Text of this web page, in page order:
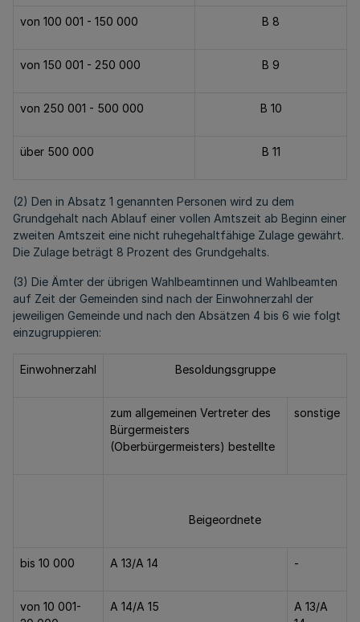
von 100 001 - 150 000 B 8
von 150 001 - 250 000 B 9
von 250 001 - 500 000 B 10
über 500 000 B 11
(2) Den in Absatz 1 genannten Personen wird zu dem
Grundgehalt nach Ablauf einer vollen Amtszeit ab Beginn einer
zweiten Amtszeit eine nicht ruhegehaltfähige Zulage gewährt.
Die Zulage beträgt 8 Prozent des Grundgehalts.
(3) Die Ämter der übrigen Wahlbeamtinnen und Wahlbeamten
auf Zeit der Gemeinden sind nach der Einwohnerzahl der
jeweiligen Gemeinde und nach den Absätzen 4 bis 6 wie folgt
einzugruppieren:
Einwohnerzahl Besoldungsgruppe
zum allgemeinen Vertreter des
Bürgermeisters
(Oberbürgermeisters) bestellte
sonstige
Beigeordnete
bis 10 000 A 13/A 14 -
von 10 001-
A 14/A 15
A 13/A